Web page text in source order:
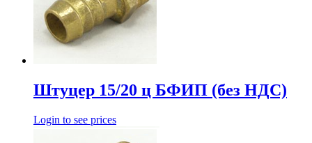
Штуцер 15/20 ц БФИП (без НДС)
Login to see prices